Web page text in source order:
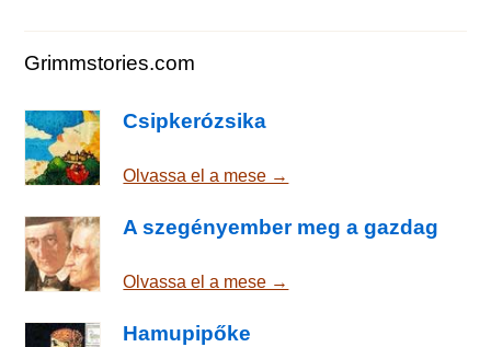
Grimmstories.com
Csipkerózsika
Olvassa el a mese →
A szegényember meg a gazdag
Olvassa el a mese →
Hamupipőke